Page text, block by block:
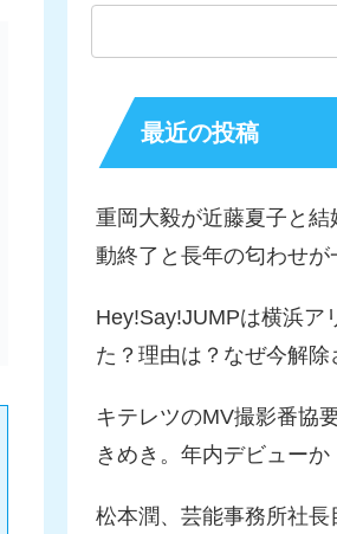
最近の投稿
重岡大毅が近藤夏子と
動終了と長年の匂わせが
Hey!Say!JUMPは横浜ア
た？理由は？なぜ今解除
キテレツのMV撮影番協
きめき。年内デビューか
松本潤、芸能事務所社長